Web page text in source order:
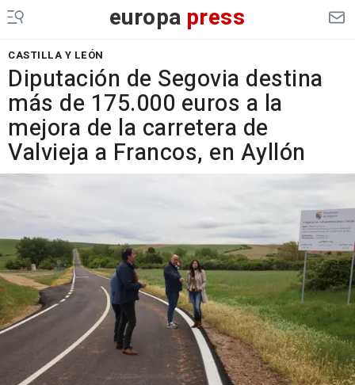
europa press
CASTILLA Y LEÓN
Diputación de Segovia destina
más de 175.000 euros a la
mejora de la carretera de
Valvieja a Francos, en Ayllón